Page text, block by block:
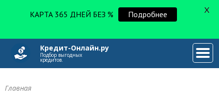
Кредит-Онлайн.ру
Подбор выгодных
кредитов.
###
Главная
КАРТА 365 ДНЕЙ БЕЗ % Подробнее X